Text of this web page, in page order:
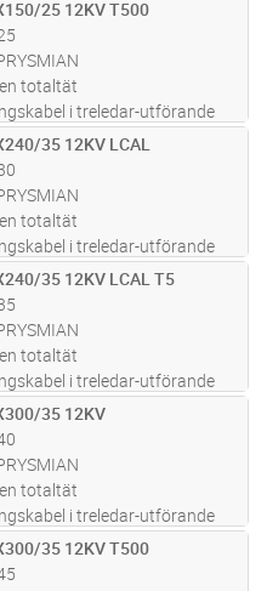
för
design av produker. Kabelns
t...läs mer
i kundvagn
25 12KV T500
totaltät
i treledar-utförande
i E Path vilket är
för
design av produker. Kabelns
t...läs mer
i kundvagn
35 12KV LCAL
totaltät
i treledar-utförande
i E Path vilket är
för
design av produker. Kabelns
t...läs mer
i kundvagn
35 12KV LCAL T5
totaltät
i treledar-utförande
i E Path vilket är
för
design av produker. Kabelns
t...läs mer
i kundvagn
35 12KV
totaltät
i treledar-utförande
i E Path vilket är
för
i kundvagn
35 12KV T500